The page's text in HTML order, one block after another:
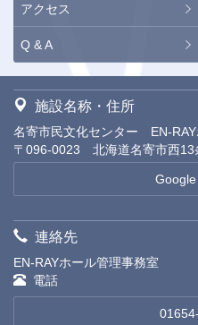
アクセス
Q & A
施設名称・住所
名寄市民文化センター EN-RAY
〒096-0023 北海道名寄市西13
連絡先
EN-RAYホール管理事務室
電話